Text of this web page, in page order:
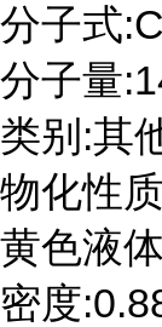
分子式
分子量
类别:其
物化性
黄色液体
密度